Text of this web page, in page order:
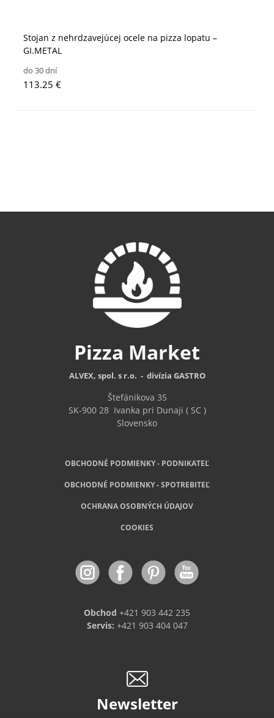
Stojan z nehrdzavejúcej ocele na pizza lopatu –
GI.METAL
do 30 dní
113.25 €
Pizza Market
ALVEX, spol. s r.o. - divízia GASTRO
Štefánikova 35
SK-900 28Ivanka pri Dunaji ( SC )
Slovensko
OBCHODNÉ PODMIENKY - PODNIKATEĽ
OBCHODNÉ PODMIENKY - SPOTREBITEĽ
OCHRANA OSOBNÝCH ÚDAJOV
COOKIES
Obchod +421 903 442 235
Servis: +421 903 404 047
Newsletter